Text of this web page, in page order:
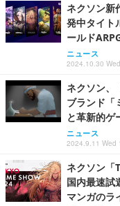
ネクソン新
発中タイト
ールド
ニュース
2024.10.30
ネクソン、
ブランド「
と革新的ゲ
ニュース
2024.9.11 Wed
ネクソン「
国内最速試
マンガのラ